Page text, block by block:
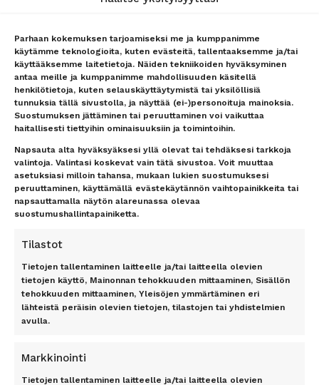
Parhaan kokemuksen tarjoamiseksi me ja kumppanimme
käytämme teknologioita, kuten evästeitä, tallentaaksemme ja/tai
käyttääksemme laitetietoja. Näiden tekniikoiden hyväksyminen
antaa meille ja kumppanimme mahdollisuuden käsitellä
henkilötietoja, kuten selauskäyttäytymistä tai yksilöllisiä
tunnuksia tällä sivustolla, ja näyttää (ei-)personoituja mainoksia.
Suostumuksen jättäminen tai peruuttaminen voi vaikuttaa
haitallisesti tiettyihin ominaisuuksiin ja toimintoihin.
Napsauta alta hyväksyäksesi yllä olevat tai tehdäksesi tarkkoja
valintoja. Valintasi koskevat vain tätä sivustoa. Voit muuttaa
asetuksiasi milloin tahansa, mukaan lukien suostumuksesi
peruuttaminen, käyttämällä evästekäytännön vaihtopainikkeita tai
napsauttamalla näytön alareunassa olevaa
suostumushallintapainiketta.
Tilastot
Tietojen tallentaminen laitteelle ja/tai laitteella olevien
tietojen käyttö, Mainonnan tehokkuuden mittaaminen, Sisällön
tehokkuuden mittaaminen, Yleisöjen ymmärtäminen eri
lähteistä peräisin olevien tietojen, tilastojen tai yhdistelmien
avulla.
Markkinointi
Tietojen tallentaminen laitteelle ja/tai laitteella olevien
lennoista/hotellista –
vastaamme nopeasti
Lentokenttäkuljetus
Matkatavarat
Lentokenttäpysäköinti
Lounge-palvelut
Lahjakortti
Maksutavat
Uutiskirje
Lähetä tarjouspyyntö
Uutiset
Matkaehdot
Yhteystiedot / Contact details
Tietosuojailmoitus
Rekisteriseloste
Evästeet
Vastuuvapauslauseke
TOP 11 RANTA
Antalya, Side, Kemer, Belek
Costa del Sol
Dubrovnik
Florida
Gran Canaria
Kreeta
Mallorca
Phuket
Lontoo
New York
Pariisi
Riika